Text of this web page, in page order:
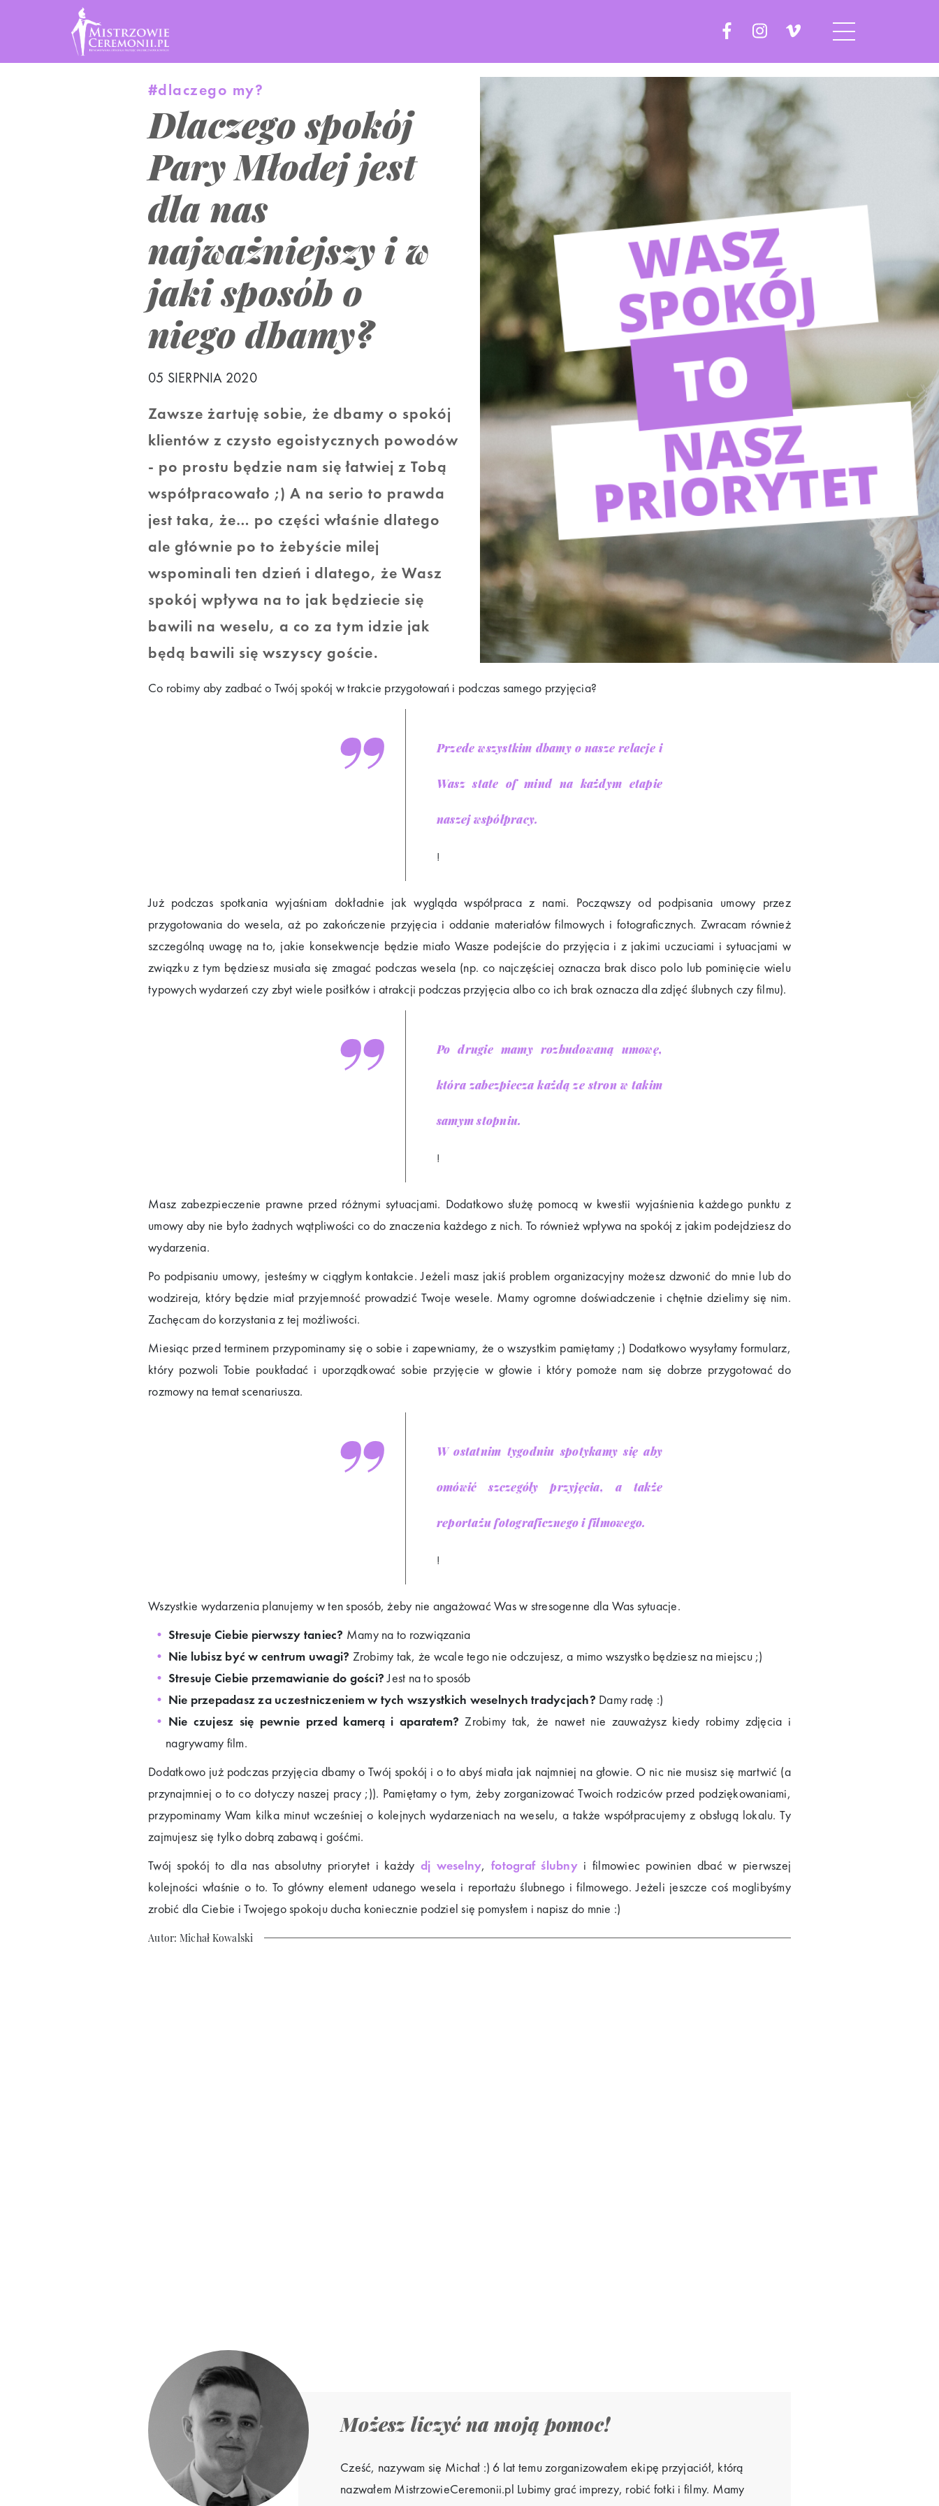
#dlaczego my?
Dlaczego spokój
Pary Młodej jest
dla nas
najważniejszy i w
jaki sposób o
niego dbamy?
05 SIERPNIA 2020
Zawsze żartuję sobie, że dbamy o spokój
klientów z czysto egoistycznych powodów
- po prostu będzie nam się łatwiej z Tobą
współpracowało ;) A na serio to prawda
jest taka, że… po części właśnie dlatego
ale głównie po to żebyście milej
wspominali ten dzień i dlatego, że Wasz
spokój wpływa na to jak będziecie się
bawili na weselu, a co za tym idzie jak
będą bawili się wszyscy goście.
Co robimy aby zadbać o Twój spokój w trakcie przygotowań i podczas samego przyjęcia?
Przede wszystkim dbamy o nasze relacje i
Wasz state of mind na każdym etapie
naszej współpracy.
!
Już podczas spotkania wyjaśniam dokładnie jak wygląda współpraca z nami. Począwszy od podpisania umowy przez
przygotowania do wesela, aż po zakończenie przyjęcia i oddanie materiałów filmowych i fotograficznych. Zwracam również
szczególną uwagę na to, jakie konsekwencje będzie miało Wasze podejście do przyjęcia i z jakimi uczuciami i sytuacjami w
związku z tym będziesz musiała się zmagać podczas wesela (np. co najczęściej oznacza brak disco polo lub pominięcie wielu
typowych wydarzeń czy zbyt wiele posiłków i atrakcji podczas przyjęcia albo co ich brak oznacza dla zdjęć ślubnych czy filmu).
Po drugie mamy rozbudowaną umowę,
która zabezpiecza każdą ze stron w takim
samym stopniu.
!
Masz zabezpieczenie prawne przed różnymi sytuacjami. Dodatkowo służę pomocą w kwestii wyjaśnienia każdego punktu z
umowy aby nie było żadnych wątpliwości co do znaczenia każdego z nich. To również wpływa na spokój z jakim podejdziesz do
wydarzenia.
Po podpisaniu umowy, jesteśmy w ciągłym kontakcie. Jeżeli masz jakiś problem organizacyjny możesz dzwonić do mnie lub do
wodzireja, który będzie miał przyjemność prowadzić Twoje wesele. Mamy ogromne doświadczenie i chętnie dzielimy się nim.
Zachęcam do korzystania z tej możliwości.
Miesiąc przed terminem przypominamy się o sobie i zapewniamy, że o wszystkim pamiętamy ;) Dodatkowo wysyłamy formularz,
który pozwoli Tobie poukładać i uporządkować sobie przyjęcie w głowie i który pomoże nam się dobrze przygotować do
rozmowy na temat scenariusza.
W ostatnim tygodniu spotykamy się aby
omówić szczegóły przyjęcia, a także
reportażu fotograficznego i filmowego.
!
Wszystkie wydarzenia planujemy w ten sposób, żeby nie angażować Was w stresogenne dla Was sytuacje.
Stresuje Ciebie pierwszy taniec? Mamy na to rozwiązania
Nie lubisz być w centrum uwagi? Zrobimy tak, że wcale tego nie odczujesz, a mimo wszystko będziesz na miejscu ;)
Stresuje Ciebie przemawianie do gości?Jest na to sposób
Nie przepadasz za uczestniczeniem w tych wszystkich weselnych tradycjach? Damy radę :)
Nie czujesz się pewnie przed kamerą i aparatem? Zrobimy tak, że nawet nie zauważysz kiedy robimy zdjęcia i
nagrywamy film.
Dodatkowo już podczas przyjęcia dbamy o Twój spokój i o to abyś miała jak najmniej na głowie. O nic nie musisz się martwić (a
przynajmniej o to co dotyczy naszej pracy ;)). Pamiętamy o tym, żeby zorganizować Twoich rodziców przed podziękowaniami,
przypominamy Wam kilka minut wcześniej o kolejnych wydarzeniach na weselu, a także współpracujemy z obsługą lokalu. Ty
zajmujesz się tylko dobrą zabawą i gośćmi.
Twój spokój to dla nas absolutny priorytet i każdy dj weselny, fotograf ślubnyi filmowiec powinien dbać w pierwszej
kolejności właśnie o to. To główny element udanego wesela i reportażu ślubnego i filmowego. Jeżeli jeszcze coś moglibyśmy
zrobić dla Ciebie i Twojego spokoju ducha koniecznie podziel się pomysłem i napisz do mnie :)
Autor: Michał Kowalski
Możesz liczyć na moją pomoc!
Cześć, nazywam się Michał :) 6 lat temu zorganizowałem ekipę przyjaciół, którą
nazwałem MistrzowieCeremonii.pl Lubimy grać imprezy, robić fotki i filmy. Mamy